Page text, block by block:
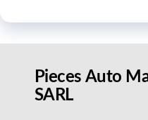
Pieces Auto
SARL